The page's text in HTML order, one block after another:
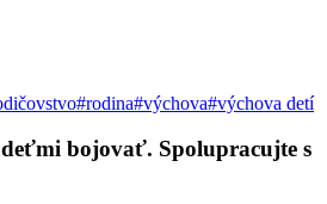
#rodina#výchova#výchova detí
deťmi bojovať. Spolupracujte s